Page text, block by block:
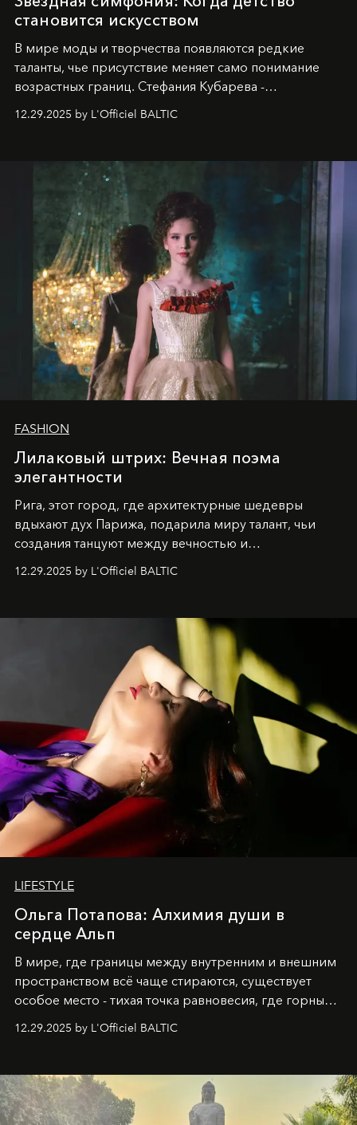
становится искусством
В мире моды и творчества появляются редкие
таланты, чье присутствие меняет само понимание
возрастных границ. Стефания Кубарева -
харизмы, чье имя уже украшает обложки
2025
и LUXIA June 2025, представляет собой
уникальное явление современной культуры.
12.29.2025 by L'Officiel BALTIC
FASHION
Лилаковый штрих: Вечная поэма
элегантности
Рига, этот город, где архитектурные шедевры
вдыхают дух Парижа, подарила миру талант, чьи
создания танцуют между вечностью и
12.29.2025 by L'Officiel BALTIC
LIFESTYLE
Ольга Потапова: Алхимия души в
сердце Альп
В мире, где границы между внутренним и внешним
пространством всё чаще стираются, существует
особое место - тихая точка равновесия, где горные
глубинами человеческой души. Здесь, на стыке
Ольга Потапова - женщина, чей путь от поиска
истины превратился в искусство превращения
человеческих кризисов в возможности для
12.29.2025 by L'Officiel BALTIC